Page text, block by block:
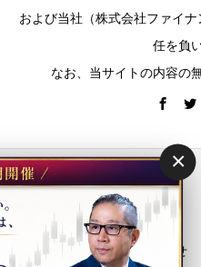
および当社（株式会社ファイ
任を負
なお、当サイトの内容の
運営会社
プライバシーポリシー
お問い合わせ
×